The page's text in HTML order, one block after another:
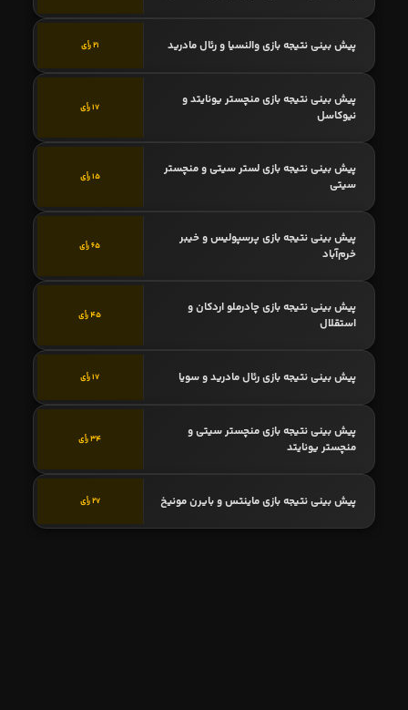
پیش بینی نتیجه بازی والنسیا و رئال مادرید 21 رأی
پیش بینی نتیجه بازی منچستر یونایتد و
نیوکاسل
17 رأی
پیش بینی نتیجه بازی لستر سیتی و منچستر
سیتی
15 رأی
پیش بینی نتیجه بازی پرسپولیس و خیبر
خرم‌آباد
65 رأی
پیش بینی نتیجه بازی چادرملو اردکان و
استقلال
45 رأی
پیش بینی نتیجه بازی رئال مادرید و سویا 17 رأی
پیش بینی نتیجه بازی منچستر سیتی و
منچستر یونایتد
34 رأی
پیش بینی نتیجه بازی ماینتس و بایرن مونیخ 27 رأی